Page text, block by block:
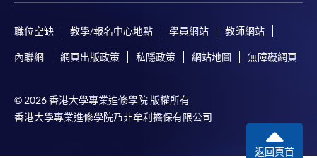
職位空缺 教學/報名中心地點 學員網站 教師網站
內聯網 網頁出版政策 私隱政策 網站地圖 無障礙網頁
© 2026 香港大學專業進修學院 版權所有
香港大學專業進修學院乃非牟利擔保有限公司
返回頁首